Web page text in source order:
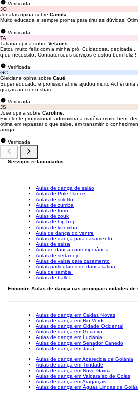
Verificada
JO
Jonatas opina sobre Camila:
Muito educada e sempre pronta para tirar as dúvidas!
Verificada
TA
Tatiana opina sobre Velanes:
Estou muito feliz com a minha pró. Cuidadosa,
q eu necessito. Contratei seus serviços e estou bem feliz!!!
Verificada
GC
Gleiciane opina sobre Cauê:
Super educado e profissional me ajudou muito Achei uma
graças ao crono share
Verificada
JS
José opina sobre Caroline:
Excelente profissional, administra a matéria muito bem,
otima em repassar o que sabe, em transmitir o
amiga.
Verificada
Serviços relacionados
Aulas de dança de salão
Aulas de Pole Dance
Aulas de stiletto
Aulas de zumba
Aulas de forró
Aulas de zouk
Aulas de hip hop
Aulas de kizomba
Aula de dança do ventre
Aulas de dança para casamento
Aulas de salsa
Aula de dança contemporânea
Aulas de sertanejo
Aulas de valsa para casamento
Aulas particulares de dança latina
Aula de samba
Aulas de ballet
Encontre Aulas de dança nas principais cidades de
Aulas de dança em Caldas Novas
Aulas de dança em Rio Verde
Aulas de dança em Cidade Ocidental
Aulas de dança em Goianira
Aulas de dança em Luziânia
Aulas de dança em Senador Canedo
Aulas de dança em Jataí
Aulas de dança em Aparecida de Goiânia
Aulas de dança em Trindade
Aulas de dança em Novo Gama
Aulas de dança em Valparaíso de Goiás
Aulas de dança em Aragarças
Aulas de dança em Águas Lindas de Goiás